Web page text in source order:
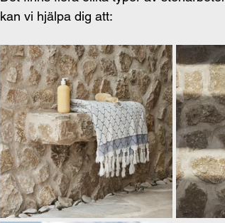
kan vi hjälpa dig att: